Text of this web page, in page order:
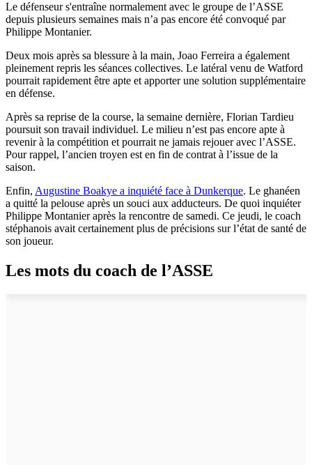
Le défenseur s'entraîne normalement avec le groupe de l’ASSE
depuis plusieurs semaines mais n’a pas encore été convoqué par
Philippe Montanier.
Deux mois après sa blessure à la main, Joao Ferreira a également
pleinement repris les séances collectives. Le latéral venu de Watford
pourrait rapidement être apte et apporter une solution supplémentaire
en défense.
Après sa reprise de la course, la semaine dernière, Florian Tardieu
poursuit son travail individuel. Le milieu n’est pas encore apte à
revenir à la compétition et pourrait ne jamais rejouer avec l’ASSE.
Pour rappel, l’ancien troyen est en fin de contrat à l’issue de la
saison.
Enfin, Augustine Boakye a inquiété face à Dunkerque. Le ghanéen
a quitté la pelouse après un souci aux adducteurs. De quoi inquiéter
Philippe Montanier après la rencontre de samedi. Ce jeudi, le coach
stéphanois avait certainement plus de précisions sur l’état de santé de
son joueur.
Les mots du coach de l’ASSE